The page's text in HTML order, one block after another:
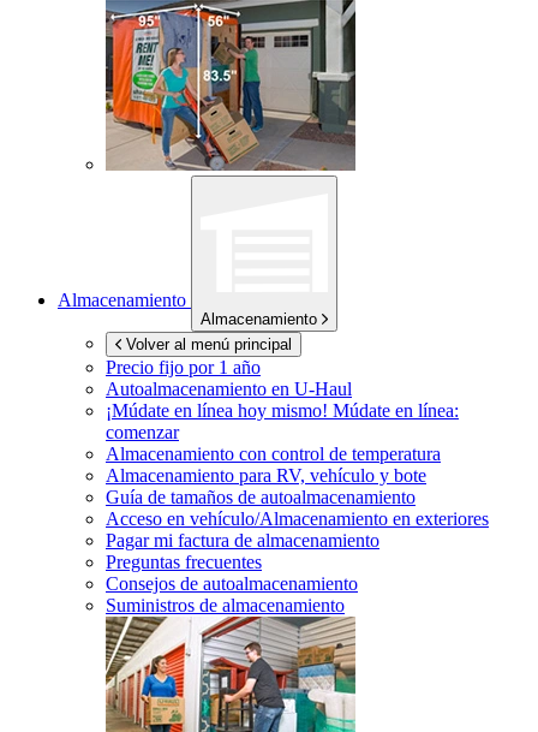
Almacenamiento
Almacenamiento
Volver al menú principal
Precio fijo por 1 año
Autoalmacenamiento en U-Haul
¡Múdate en línea hoy mismo! Múdate en línea:
comenzar
Almacenamiento con control de temperatura
Almacenamiento para RV, vehículo y bote
Guía de tamaños de autoalmacenamiento
Acceso en vehículo/Almacenamiento en exteriores
Pagar mi factura de almacenamiento
Preguntas frecuentes
Consejos de autoalmacenamiento
Suministros de almacenamiento